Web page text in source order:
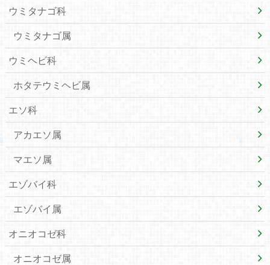
ウミタナゴ科
ウミタナゴ属
ウミヘビ科
ホタテウミヘビ属
エソ科
アカエソ属
マエソ属
エゾバイ科
エゾバイ属
オニオコゼ科
オニオコゼ属